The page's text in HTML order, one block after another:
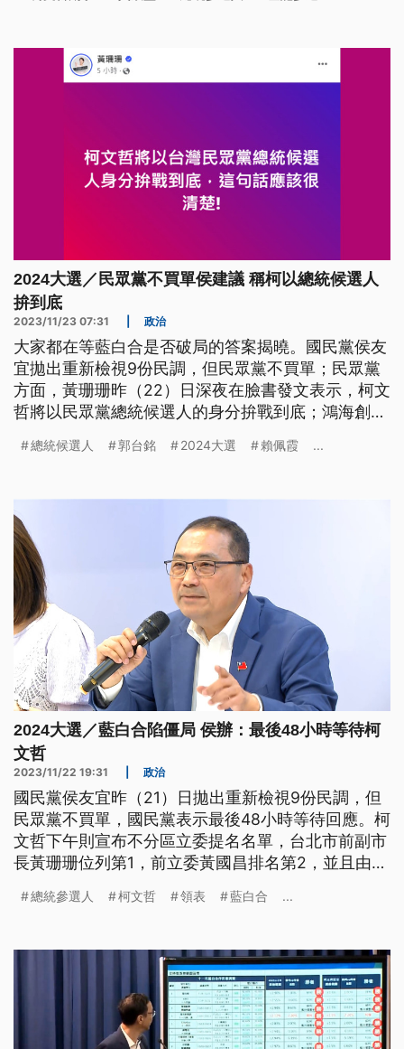
再向國民黨喊話，未來仍樂意為藍營小雞站台。
2024大選／民眾黨不買單侯建議 稱柯以總統候選人
拚到底
2023/11/23 07:31 政治
大家都在等藍白合是否破局的答案揭曉。國民黨侯友
宜拋出重新檢視9份民調，但民眾黨不買單；民眾黨
方面，黃珊珊昨（22）日深夜在臉書發文表示，柯文
哲將以民眾黨總統候選人的身分拚戰到底；鴻海創辦
同北市立委參選人登記，喊出8席全上，目標國會過
總統候選人 郭台銘 2024大選 賴佩霞 ...
2024大選／藍白合陷僵局 侯辦：最後48小時等待柯
文哲
2023/11/22 19:31 政治
國民黨侯友宜昨（21）日拋出重新檢視9份民調，但
民眾黨不買單，國民黨表示最後48小時等待回應。柯
文哲下午則宣布不分區立委提名名單，台北市前副市
長黃珊珊位列第1，前立委黃國昌排名第2，並且由黃
賴佩霞領表；民進黨賴清德則陪同北市立委參選人登
總統參選人 柯文哲 領表 藍白合 ...